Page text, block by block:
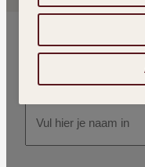
Gratis
Naam *